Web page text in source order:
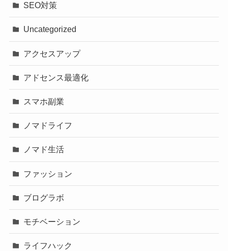
SEO対策
Uncategorized
アクセスアップ
アドセンス最適化
スマホ副業
ノマドライフ
ノマド生活
ファッション
ブログラボ
モチベーション
ライフハック